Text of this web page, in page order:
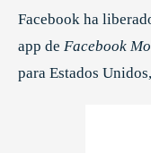
Facebook ha
app de Facebook
para Estados